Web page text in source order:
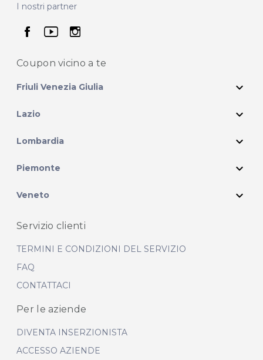
I nostri partner
seguici su facebook
seguici su youtube
seguici su instagram
Coupon vicino a te
Friuli Venezia Giulia expand_more
Lazio expand_more
Lombardia expand_more
Piemonte expand_more
Veneto expand_more
Servizio clienti
TERMINI E CONDIZIONI DEL SERVIZIO
FAQ
CONTATTACI
Per le aziende
DIVENTA INSERZIONISTA
ACCESSO AZIENDE